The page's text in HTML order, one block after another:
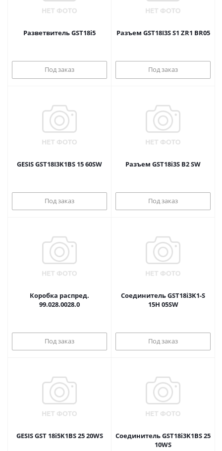
Разветвитель GST18i5
Под заказ
Разъем GST18I3S S1 ZR1 BR05
Под заказ
GESIS GST18I3K1BS 15 60SW
Под заказ
Разъем GST18i3S B2 SW
Под заказ
Коробка распред.
99.028.0028.0
Под заказ
Соединитель GST18i3K1-S
15H 05SW
Под заказ
GESIS GST 18i5K1BS 25 20WS
Соединитель GST18i3K1BS 25
10WS